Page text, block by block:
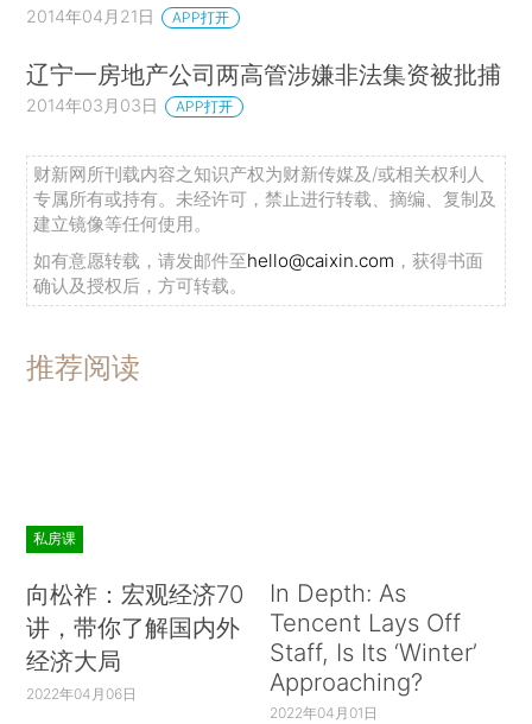
2014年04月21日 APP打开
辽宁一房地产公司两高管涉嫌非法集资被批捕
2014年03月03日 APP打开
财新网所刊载内容之知识产权为财新传媒及/或相关权利人
专属所有或持有。未经许可，禁止进行转载、摘编、复制及
建立镜像等任何使用。
如有意愿转载，请发邮件至hello@caixin.com ，获得书面
确认及授权后，方可转载。
推荐阅读
私房课
向松祚：宏观经济70
讲，带你了解国内外
经济大局
2022年04月06日
In Depth: As
Tencent Lays Off
Staff, Is Its ‘Winter’
Approaching?
2022年04月01日